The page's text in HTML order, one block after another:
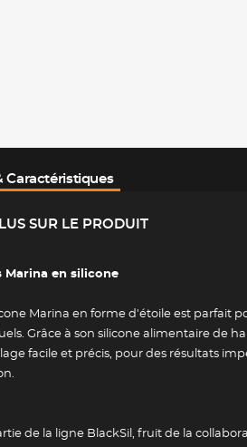
Caractéristiques
SUR LE PRODUIT
Marina en silicone
Marina en forme d'étoile est parfait
Grâce à son silicone alimentaire de
facile et précis, pour des résultats
de la ligne BlackSil, fruit de la